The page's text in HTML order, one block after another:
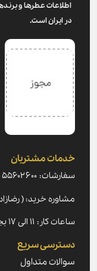
اطلاعات عطرها و
در ایران است.
خدمات مشتریان
سفارشات: ۵۵۶۰۲۶۰۰ (۱۰ تا ۱۸)
مشاوره خرید: (
ساعات کار: ۱۱ الی ۱۷ بجز تعطیلات
دسترسی سریع
سوالات متداول